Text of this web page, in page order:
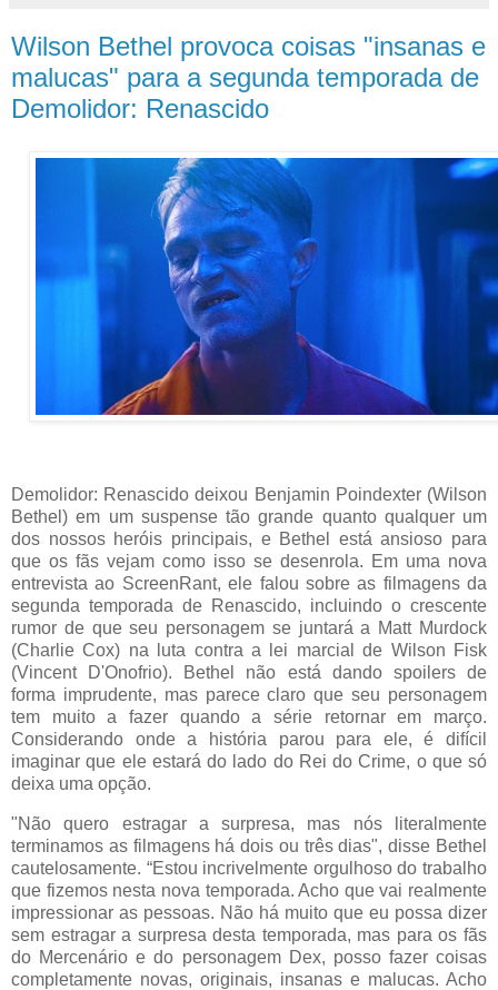
Wilson Bethel provoca coisas "insanas e
malucas" para a segunda temporada de
Demolidor: Renascido
Demolidor: Renascido deixou Benjamin Poindexter (Wilson
Bethel) em um suspense tão grande quanto qualquer um
dos nossos heróis principais, e Bethel está ansioso para
que os fãs vejam como isso se desenrola. Em uma nova
entrevista ao ScreenRant, ele falou sobre as filmagens da
segunda temporada de Renascido, incluindo o crescente
rumor de que seu personagem se juntará a Matt Murdock
(Charlie Cox) na luta contra a lei marcial de Wilson Fisk
(Vincent D'Onofrio). Bethel não está dando spoilers de
forma imprudente, mas parece claro que seu personagem
tem muito a fazer quando a série retornar em março.
Considerando onde a história parou para ele, é difícil
imaginar que ele estará do lado do Rei do Crime, o que só
deixa uma opção.
"Não quero estragar a surpresa, mas nós literalmente
terminamos as filmagens há dois ou três dias", disse Bethel
cautelosamente. “Estou incrivelmente orgulhoso do trabalho
que fizemos nesta nova temporada. Acho que vai realmente
impressionar as pessoas. Não há muito que eu possa dizer
sem estragar a surpresa desta temporada, mas para os fãs
do Mercenário e do personagem Dex, posso fazer coisas
completamente novas, originais, insanas e malucas. Acho